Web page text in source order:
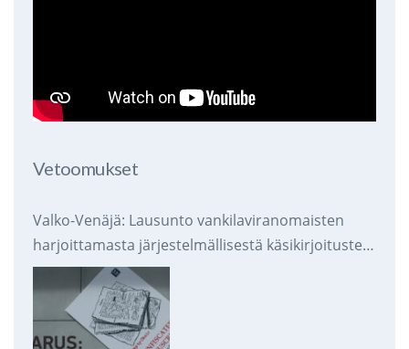
Vetoomukset
Valko-Venäjä: Lausunto vankilaviranomaisten
harjoittamasta järjestelmällisestä käsikirjoitusten
takavarikoinnista ja tuhoamisesta